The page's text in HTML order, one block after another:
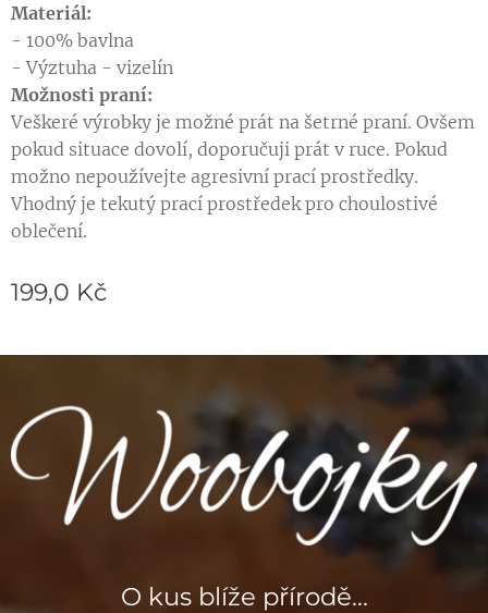
Materiál:
- 100% bavlna
- Výztuha - vizelín
Možnosti praní:
Veškeré výrobky je možné prát na šetrné praní. Ovšem
pokud situace dovolí, doporučuji prát v ruce. Pokud
možno nepoužívejte agresivní prací prostředky.
Vhodný je tekutý prací prostředek pro choulostivé
oblečení.
199,0 Kč
O kus blíže přírodě...